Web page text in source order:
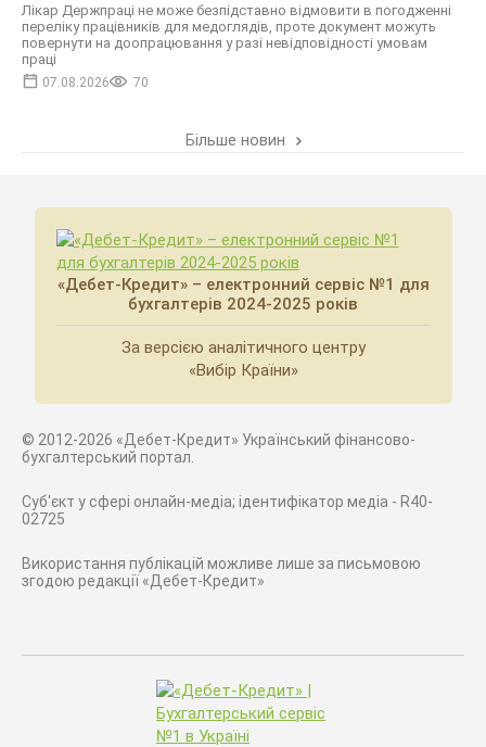
Лікар Держпраці не може безпідставно відмовити в погодженні
переліку працівників для медоглядів, проте документ можуть
повернути на доопрацювання у разі невідповідності умовам
праці
07.08.2026 70
Більше новин
«Дебет-Кредит» – електронний сервіс №1 для
бухгалтерів 2024-2025 років
За версією аналітичного центру
«Вибір Країни»
© 2012-2026 «Дебет-Кредит» Український фінансово-
бухгалтерський портал.
Суб'єкт у сфері онлайн-медіа; ідентифікатор медіа - R40-
02725
Використання публікацій можливе лише за письмовою
згодою редакції «Дебет-Кредит»